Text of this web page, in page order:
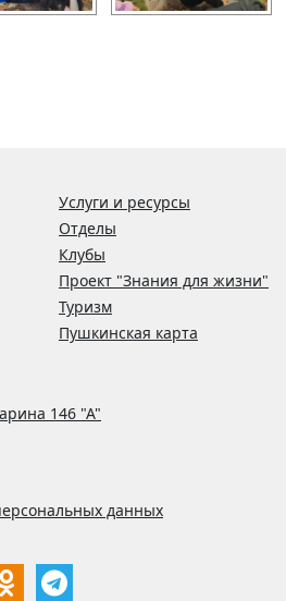
146 "А"
данных
Услуги и ресурсы
Отделы
Клубы
Проект "Знания для жизни"
Туризм
Пушкинская карта